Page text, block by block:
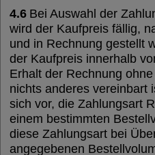
4.6 Bei Auswahl der
wird der Kaufpreis fällig,
und in Rechnung gestellt
der Kaufpreis innerhalb
Erhalt der Rechnung
nichts anderes vereinbart
sich vor, die Zahlungsart
einem bestimmten
diese Zahlungsart bei
angegebenen